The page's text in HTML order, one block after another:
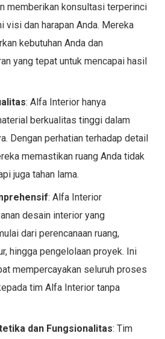
memberikan konsultasi terperinci
visi dan harapan Anda. Mereka
kebutuhan Anda dan
yang tepat untuk mencapai hasil
: Alfa Interior hanya
berkualitas tinggi dalam
Dengan perhatian terhadap detail
memastikan ruang Anda tidak
juga tahan lama.
: Alfa Interior
desain interior yang
dari perencanaan ruang,
hingga pengelolaan proyek. Ini
mempercayakan seluruh proses
tim Alfa Interior tanpa
dan Fungsionalitas: Tim